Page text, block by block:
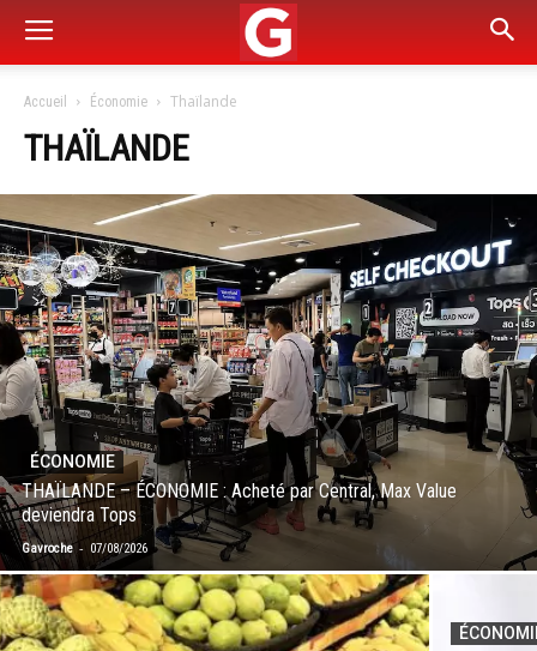
Accueil Économie Thaïlande
THAÏLANDE
ÉCONOMIE
THAÏLANDE – ÉCONOMIE : Acheté par Central, Max Value
deviendra Tops
Gavroche - 07/08/2026